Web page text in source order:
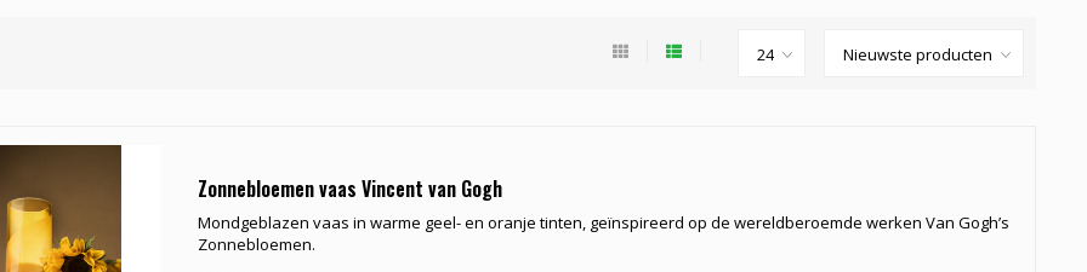
Zonnebloemen vaas Vincent van Gogh
Mondgeblazen vaas in warme geel- en oranje tinten, geïnspireerd op de wereldberoemde werken Van Gogh’s
Zonnebloemen.